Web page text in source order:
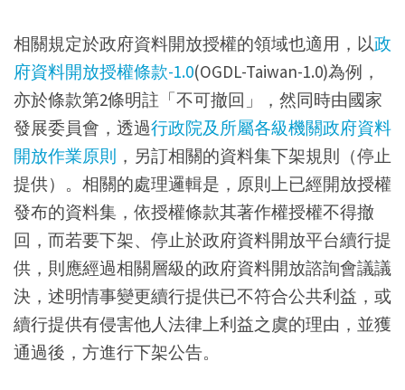
相關規定於政府資料開放授權的領域也適用，以政
府資料開放授權條款-1.0(OGDL-Taiwan-1.0)為例，
亦於條款第2條明註「不可撤回」，然同時由國家
發展委員會，透過行政院及所屬各級機關政府資料
開放作業原則 ，另訂相關的資料集下架規則（停止
提供）。相關的處理邏輯是，原則上已經開放授權
發布的資料集，依授權條款其著作權授權不得撤
回，而若要下架、停止於政府資料開放平台續行提
供，則應經過相關層級的政府資料開放諮詢會議議
決，述明情事變更續行提供已不符合公共利益，或
續行提供有侵害他人法律上利益之虞的理由，並獲
通過後，方進行下架公告。